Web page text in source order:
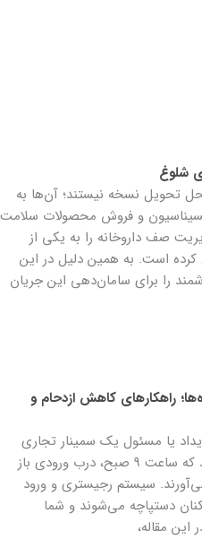
شلوغ
تحویل نسخه نیستند؛ آن‌ها به
و فروش محصولات سلامت
صف داروخانه را به یکی از
است. به همین دلیل در این
را برای سامان‌دهی این جریان
راهکارهای کاهش ازدحام و
یا مسئول یک سمینار تجاری
هستید، احتمالاً با این سناریو آشنایید که ساعت ۹ صبح، درب ورودی باز
سیستم رجیستری و ورود
دستپاچه می‌شوند و شما
مقاله،